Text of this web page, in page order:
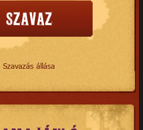
Szavazás állása